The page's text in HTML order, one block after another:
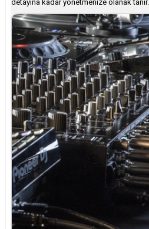
detayına kadar yönetmenize olanak tanır.